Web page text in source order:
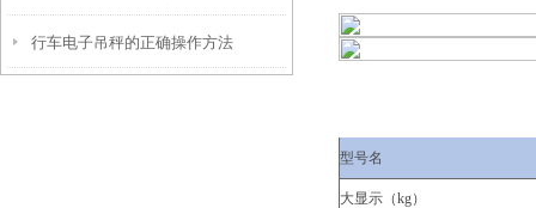
块）友新地磅维修
行车电子吊秤的正确操作方法
型号名
大显示（kg）